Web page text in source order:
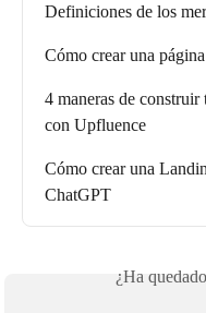
Definiciones de los
Cómo crear una
4 maneras de
con Upfluence
Cómo crear una
ChatGPT
¿Ha